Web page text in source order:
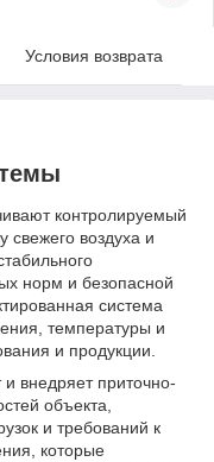
Условия возврата
контролируемый
свежего воздуха и
норм и безопасной
система
температуры и
и продукции.
внедряет приточно-
объекта,
и требований к
которые